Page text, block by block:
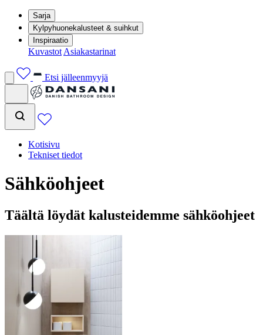
Sarja
Kylpyhuonekalusteet & suihkut
Inspiraatio
Kuvastot Asiakastarinat
Etsi jälleenmyyjä
Kotisivu
Tekniset tiedot
Sähköohjeet
Täältä löydät kalusteidemme sähköohjeet